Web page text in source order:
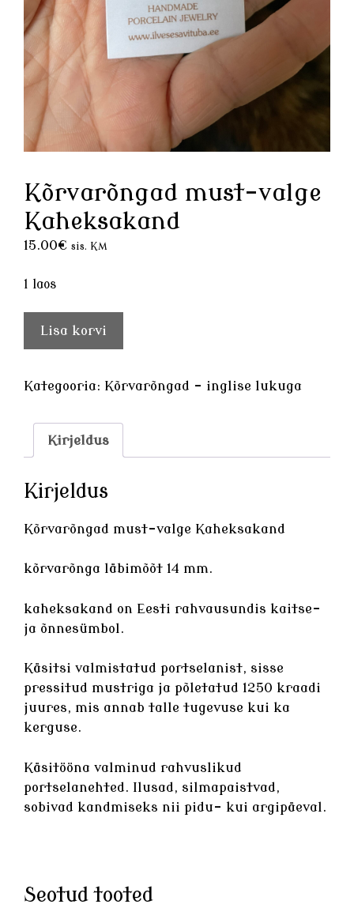
Kõrvarõngad must-valge
Kaheksakand
15.00€ sis. KM
1 laos
Kõrvarõngad
Kaheksakand
Lisa korvi
Kategooria: Kõrvarõngad - inglise lukuga
Kirjeldus
Kirjeldus
Kõrvarõngad must-valge Kaheksakand
kõrvarõnga läbimõõt 14 mm.
kaheksakand on Eesti rahvausundis kaitse-
ja õnnesümbol.
Käsitsi valmistatud portselanist, sisse
pressitud mustriga ja põletatud 1250 kraadi
juures, mis annab talle tugevuse kui ka
kerguse.
Käsitööna valminud rahvuslikud
portselanehted. Ilusad, silmapaistvad,
sobivad kandmiseks nii pidu- kui argipäeval.
Seotud tooted